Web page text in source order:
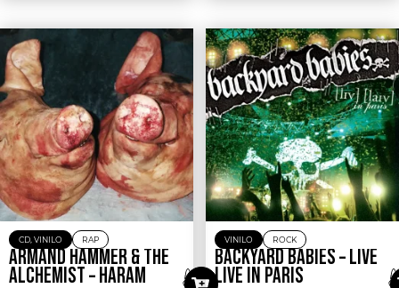
CD, VINILO RAP
ARMAND HAMMER & THE
ALCHEMIST – HARAM
VINILO ROCK
BACKYARD BABIES – LIVE
LIVE IN PARIS